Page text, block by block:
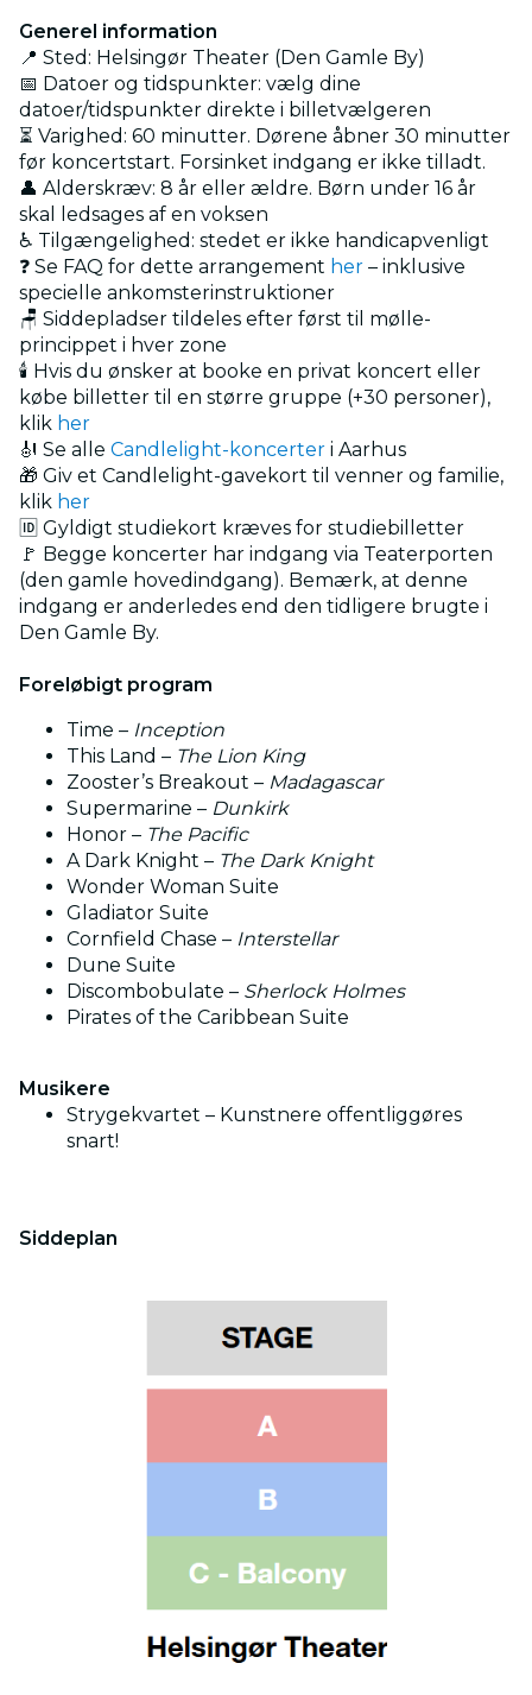
Generel information
📍 Sted: Helsingør Theater (Den Gamle By)
📅 Datoer og tidspunkter: vælg dine
datoer/tidspunkter direkte i billetvælgeren
⏳ Varighed: 60 minutter. Dørene åbner 30 minutter
før koncertstart. Forsinket indgang er ikke tilladt.
👤 Alderskræv: 8 år eller ældre. Børn under 16 år
skal ledsages af en voksen
♿ Tilgængelighed: stedet er ikke handicapvenligt
❓ Se FAQ for dette arrangement her – inklusive
specielle ankomsterinstruktioner
🪑 Siddepladser tildeles efter først til mølle-
princippet i hver zone
🕯️ Hvis du ønsker at booke en privat koncert eller
købe billetter til en større gruppe (+30 personer),
klik her
🎻 Se alle Candlelight-koncerter i Aarhus
🎁 Giv et Candlelight-gavekort til venner og familie,
klik her
🆔 Gyldigt studiekort kræves for studiebilletter
🚩 Begge koncerter har indgang via Teaterporten
(den gamle hovedindgang). Bemærk, at denne
indgang er anderledes end den tidligere brugte i
Den Gamle By.
Foreløbigt program
Time – Inception
This Land – The Lion King
Zooster’s Breakout – Madagascar
Supermarine – Dunkirk
Honor – The Pacific
A Dark Knight – The Dark Knight
Wonder Woman Suite
Gladiator Suite
Cornfield Chase – Interstellar
Dune Suite
Discombobulate – Sherlock Holmes
Pirates of the Caribbean Suite
Musikere
Strygekvartet – Kunstnere offentliggøres
snart!
Siddeplan